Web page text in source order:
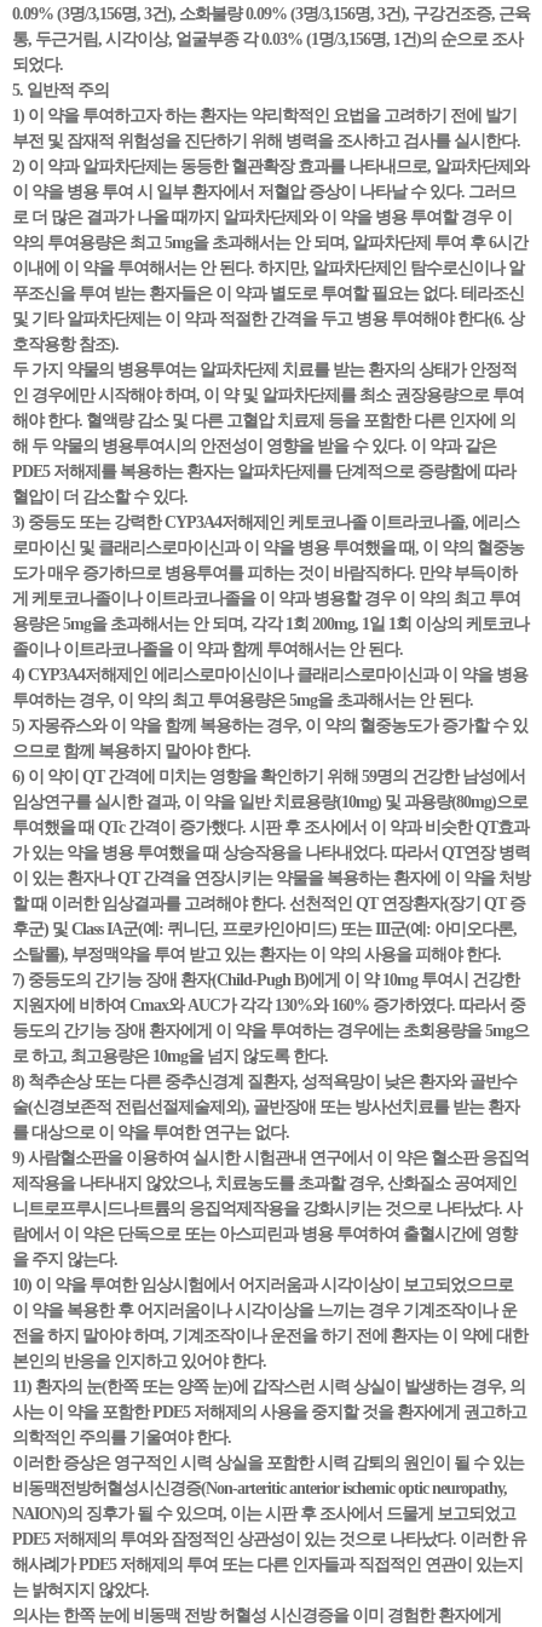
0.09% (3명/3,156명, 3건), 소화불량 0.09% (3명/3,156명, 3건), 구강건조증, 근육
통, 두근거림, 시각이상, 얼굴부종 각 0.03% (1명/3,156명, 1건)의 순으로 조사
되었다.
5. 일반적 주의
1) 이 약을 투여하고자 하는 환자는 약리학적인 요법을 고려하기 전에 발기
부전 및 잠재적 위험성을 진단하기 위해 병력을 조사하고 검사를 실시한다.
2) 이 약과 알파차단제는 동등한 혈관확장 효과를 나타내므로, 알파차단제와
이 약을 병용 투여 시 일부 환자에서 저혈압 증상이 나타날 수 있다. 그러므
로 더 많은 결과가 나올 때까지 알파차단제와 이 약을 병용 투여할 경우 이
약의 투여용량은 최고 5mg을 초과해서는 안 되며, 알파차단제 투여 후 6시간
이내에 이 약을 투여해서는 안 된다. 하지만, 알파차단제인 탐수로신이나 알
푸조신을 투여 받는 환자들은 이 약과 별도로 투여할 필요는 없다. 테라조신
및 기타 알파차단제는 이 약과 적절한 간격을 두고 병용 투여해야 한다(6. 상
호작용항 참조).
두 가지 약물의 병용투여는 알파차단제 치료를 받는 환자의 상태가 안정적
인 경우에만 시작해야 하며, 이 약 및 알파차단제를 최소 권장용량으로 투여
해야 한다. 혈액량 감소 및 다른 고혈압 치료제 등을 포함한 다른 인자에 의
해 두 약물의 병용투여시의 안전성이 영향을 받을 수 있다. 이 약과 같은
PDE5 저해제를 복용하는 환자는 알파차단제를 단계적으로 증량함에 따라
혈압이 더 감소할 수 있다.
3) 중등도 또는 강력한 CYP3A4저해제인 케토코나졸 이트라코나졸, 에리스
로마이신 및 클래리스로마이신과 이 약을 병용 투여했을 때, 이 약의 혈중농
도가 매우 증가하므로 병용투여를 피하는 것이 바람직하다. 만약 부득이하
게 케토코나졸이나 이트라코나졸을 이 약과 병용할 경우 이 약의 최고 투여
용량은 5mg을 초과해서는 안 되며, 각각 1회 200mg, 1일 1회 이상의 케토코나
졸이나 이트라코나졸을 이 약과 함께 투여해서는 안 된다.
4) CYP3A4저해제인 에리스로마이신이나 클래리스로마이신과 이 약을 병용
투여하는 경우, 이 약의 최고 투여용량은 5mg을 초과해서는 안 된다.
5) 자몽쥬스와 이 약을 함께 복용하는 경우, 이 약의 혈중농도가 증가할 수 있
으므로 함께 복용하지 말아야 한다.
6) 이 약이 QT 간격에 미치는 영향을 확인하기 위해 59명의 건강한 남성에서
임상연구를 실시한 결과, 이 약을 일반 치료용량(10mg) 및 과용량(80mg)으로
투여했을 때 QTc 간격이 증가했다. 시판 후 조사에서 이 약과 비슷한 QT효과
가 있는 약을 병용 투여했을 때 상승작용을 나타내었다. 따라서 QT연장 병력
이 있는 환자나 QT 간격을 연장시키는 약물을 복용하는 환자에 이 약을 처방
할 때 이러한 임상결과를 고려해야 한다. 선천적인 QT 연장환자(장기 QT 증
후군) 및 Class IA군(예: 퀴니딘, 프로카인아미드) 또는 III군(예: 아미오다론,
소탈롤), 부정맥약을 투여 받고 있는 환자는 이 약의 사용을 피해야 한다.
7) 중등도의 간기능 장애 환자(Child-Pugh B)에게 이 약 10mg 투여시 건강한
지원자에 비하여 Cmax와 AUC가 각각 130%와 160% 증가하였다. 따라서 중
등도의 간기능 장애 환자에게 이 약을 투여하는 경우에는 초회용량을 5mg으
로 하고, 최고용량은 10mg을 넘지 않도록 한다.
8) 척추손상 또는 다른 중추신경계 질환자, 성적욕망이 낮은 환자와 골반수
술(신경보존적 전립선절제술제외), 골반장애 또는 방사선치료를 받는 환자
를 대상으로 이 약을 투여한 연구는 없다.
9) 사람혈소판을 이용하여 실시한 시험관내 연구에서 이 약은 혈소판 응집억
제작용을 나타내지 않았으나, 치료농도를 초과할 경우, 산화질소 공여제인
니트로프루시드나트륨의 응집억제작용을 강화시키는 것으로 나타났다. 사
람에서 이 약은 단독으로 또는 아스피린과 병용 투여하여 출혈시간에 영향
을 주지 않는다.
10) 이 약을 투여한 임상시험에서 어지러움과 시각이상이 보고되었으므로
이 약을 복용한 후 어지러움이나 시각이상을 느끼는 경우 기계조작이나 운
전을 하지 말아야 하며, 기계조작이나 운전을 하기 전에 환자는 이 약에 대한
본인의 반응을 인지하고 있어야 한다.
11) 환자의 눈(한쪽 또는 양쪽 눈)에 갑작스런 시력 상실이 발생하는 경우, 의
사는 이 약을 포함한 PDE5 저해제의 사용을 중지할 것을 환자에게 권고하고
의학적인 주의를 기울여야 한다.
이러한 증상은 영구적인 시력 상실을 포함한 시력 감퇴의 원인이 될 수 있는
비동맥전방허혈성시신경증(Non-arteritic anterior ischemic optic neuropathy,
NAION)의 징후가 될 수 있으며, 이는 시판 후 조사에서 드물게 보고되었고
PDE5 저해제의 투여와 잠정적인 상관성이 있는 것으로 나타났다. 이러한 유
해사례가 PDE5 저해제의 투여 또는 다른 인자들과 직접적인 연관이 있는지
는 밝혀지지 않았다.
의사는 한쪽 눈에 비동맥 전방 허혈성 시신경증을 이미 경험한 환자에게